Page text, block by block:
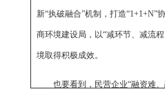
新“执破融合”机制，打造
商环境建设局，以“减环节、减流
境取得积极成效。
也要看到，民营企业“融资难